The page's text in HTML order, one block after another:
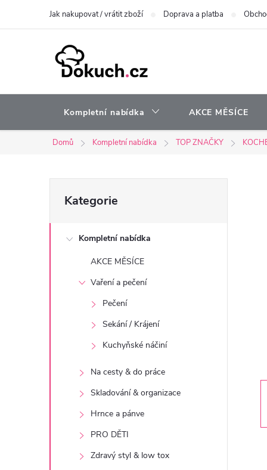
Jak nakupovat / vrátit zboží Doprava a platba
Kompletní nabídka AKCE MĚSÍCE
Domů Kompletní nabídka TOP ZNAČKY
o
kategorie
Kategorie
Kompletní nabídka
AKCE MĚSÍCE
Vaření a pečení
Pečení
Sekání / Krájení
Kuchyňské náčiní
Na cesty & do práce
Skladování & organizace
Hrnce a pánve
PRO DĚTI
Zdravý styl & low tox